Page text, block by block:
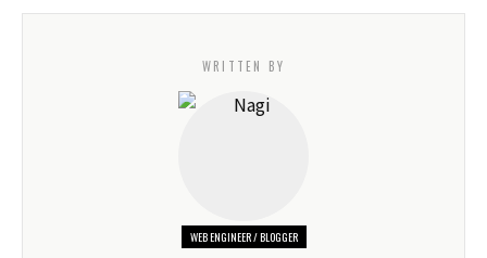
WRITTEN BY
WEB ENGINEER / BLOGGER